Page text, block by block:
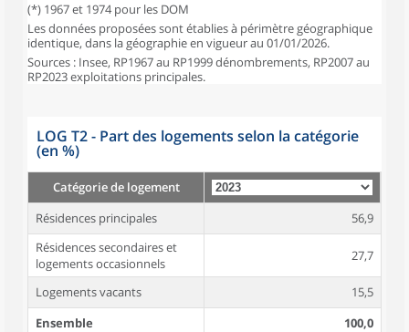
(*) 1967 et 1974 pour les DOM
Les données proposées sont établies à périmètre géographique
identique, dans la géographie en vigueur au 01/01/2026.
Sources : Insee, RP1967 au RP1999 dénombrements, RP2007 au
RP2023 exploitations principales.
LOG T2 - Part des logements selon la catégorie
(en %)
Catégorie de logement
Résidences principales
56,9
Résidences secondaires et
logements occasionnels
27,7
Logements vacants
15,5
Ensemble
100,0